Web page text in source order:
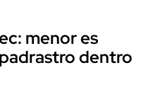
menor es
dentro